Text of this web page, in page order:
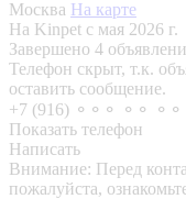
Москва На карте
На Kinpet c мая 2026 г.
Завершено 4
Телефон скрыт, т.к.
оставить сообщение.
+7 (916) ⚬⚬⚬ ⚬⚬ ⚬⚬
Показать телефон
Написать
Внимание: Перед
пожалуйста,